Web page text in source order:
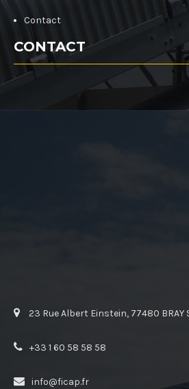
Contact
CONTACT
23 Rue Albert Einstein, 77480 BRAY
+33 1 60 58 58 58
info@ficap.fr